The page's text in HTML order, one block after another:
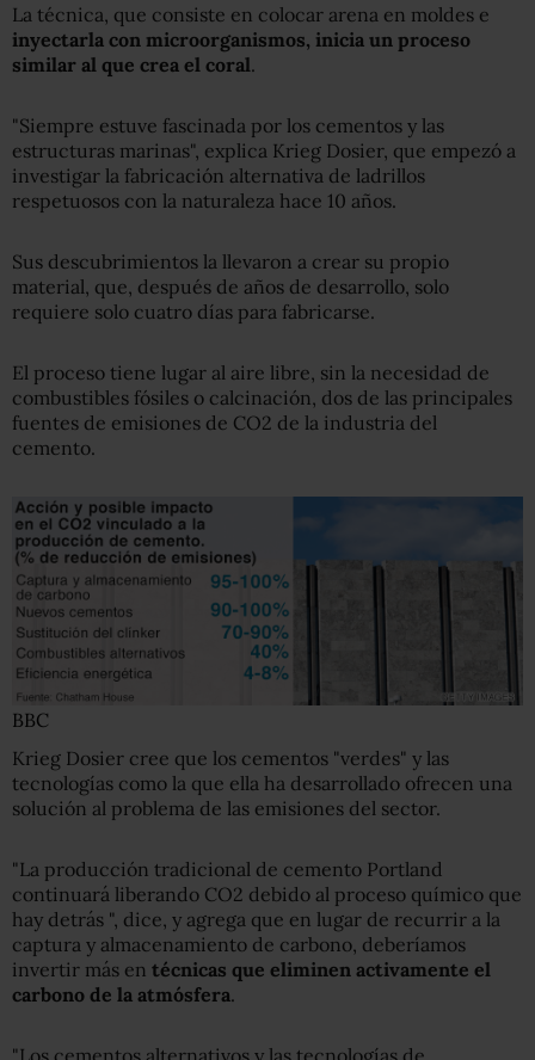
La técnica, que consiste en colocar arena en moldes e
inyectarla con microorganismos, inicia un proceso
similar al que crea el coral.
"Siempre estuve fascinada por los cementos y las
estructuras marinas", explica Krieg Dosier, que empezó a
investigar la fabricación alternativa de ladrillos
respetuosos con la naturaleza hace 10 años.
Sus descubrimientos la llevaron a crear su propio
material, que, después de años de desarrollo, solo
requiere solo cuatro días para fabricarse.
El proceso tiene lugar al aire libre, sin la necesidad de
combustibles fósiles o calcinación, dos de las principales
fuentes de emisiones de CO2 de la industria del
cemento.
BBC
Krieg Dosier cree que los cementos "verdes" y las
tecnologías como la que ella ha desarrollado ofrecen una
solución al problema de las emisiones del sector.
"La producción tradicional de cemento Portland
continuará liberando CO2 debido al proceso químico que
hay detrás ", dice, y agrega que en lugar de recurrir a la
captura y almacenamiento de carbono, deberíamos
invertir más en técnicas que eliminen activamente el
carbono de la atmósfera.